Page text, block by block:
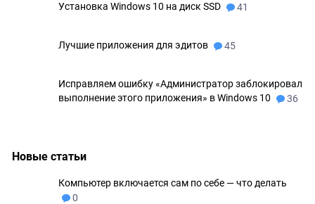
Установка Windows 10 на диск SSD 41
Лучшие приложения для эдитов 45
Исправляем ошибку «Администратор заблокировал
выполнение этого приложения» в Windows 10
36
Новые статьи
Компьютер включается сам по себе — что делать
0